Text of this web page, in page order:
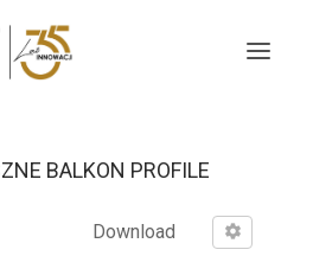
BALKON PROFILE
Download